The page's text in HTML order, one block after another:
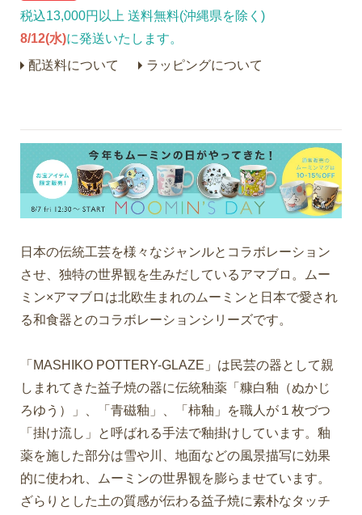
税込13,000円以上 送料無料(沖縄県を除く)
8/12(水)に発送いたします。
配送料について
ラッピングについて
日本の伝統工芸を様々なジャンルとコラボレーション
させ、独特の世界観を生みだしているアマブロ。ムー
ミン×アマブロは北欧生まれのムーミンと日本で愛され
る和食器とのコラボレーションシリーズです。
「MASHIKO POTTERY-GLAZE」は民芸の器として親
しまれてきた益子焼の器に伝統釉薬「糠白釉（ぬかじ
ろゆう）」、「青磁釉」、「柿釉」を職人が１枚づつ
「掛け流し」と呼ばれる手法で釉掛けしています。釉
薬を施した部分は雪や川、地面などの風景描写に効果
的に使われ、ムーミンの世界観を膨らませています。
ざらりとした土の質感が伝わる益子焼に素朴なタッチ